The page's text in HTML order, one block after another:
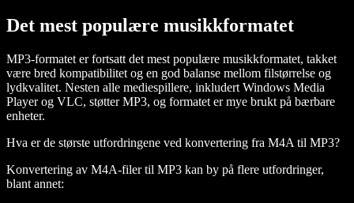
Det mest populære musikkformatet
MP3-formatet er fortsatt det mest populære musikkformatet, takket
være bred kompatibilitet og en god balanse mellom filstørrelse og
lydkvalitet. Nesten alle mediespillere, inkludert Windows Media
Player og VLC, støtter MP3, og formatet er mye brukt på bærbare
enheter.
Hva er de største utfordringene ved konvertering fra M4A til MP3?
Konvertering av M4A-filer til MP3 kan by på flere utfordringer,
blant annet: